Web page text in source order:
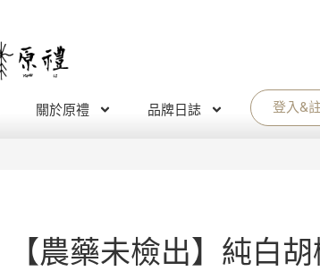
關於原禮 品牌日誌 登入&
【農藥未檢出】純白